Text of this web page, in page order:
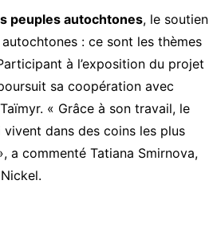
peuples autochtones, le soutien
: ce sont les thèmes
à l’exposition du projet
sa coopération avec
« Grâce à son travail, le
dans des coins les plus
a commenté Tatiana Smirnova,